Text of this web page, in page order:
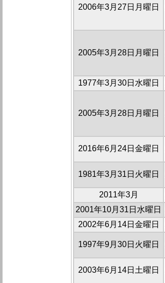
2006年3月27日月曜日
2005年3月28日月曜日
1977年3月30日水曜日
2005年3月28日月曜日
2016年6月24日金曜日
1981年3月31日火曜日
2011年3月
2001年10月31日水曜日
2002年6月14日金曜日
1997年9月30日火曜日
2003年6月14日土曜日